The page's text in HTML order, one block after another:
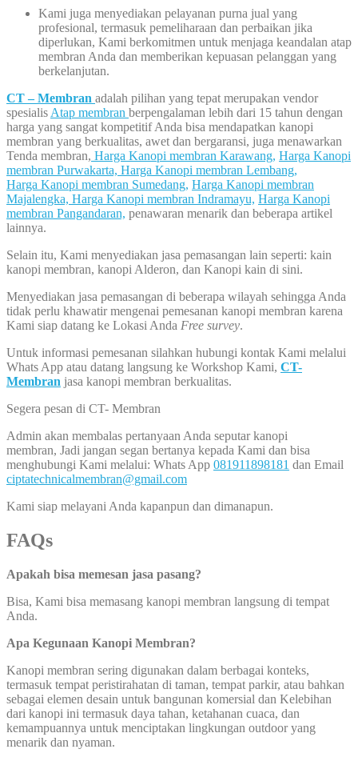
Kami juga menyediakan pelayanan purna jual yang
profesional, termasuk pemeliharaan dan perbaikan jika
diperlukan, Kami berkomitmen untuk menjaga keandalan atap
membran Anda dan memberikan kepuasan pelanggan yang
berkelanjutan.
CT – Membran adalah pilihan yang tepat merupakan vendor
spesialis Atap membran berpengalaman lebih dari 15 tahun dengan
harga yang sangat kompetitif Anda bisa mendapatkan kanopi
membran yang berkualitas, awet dan bergaransi, juga menawarkan
Tenda membran, Harga Kanopi membran Karawang, Harga Kanopi
membran Purwakarta, Harga Kanopi membran Lembang,
Harga Kanopi membran Sumedang, Harga Kanopi membran
Majalengka, Harga Kanopi membran Indramayu, Harga Kanopi
membran Pangandaran, penawaran menarik dan beberapa artikel
lainnya.
Selain itu, Kami menyediakan jasa pemasangan lain seperti: kain
kanopi membran, kanopi Alderon, dan Kanopi kain di sini.
Menyediakan jasa pemasangan di beberapa wilayah sehingga Anda
tidak perlu khawatir mengenai pemesanan kanopi membran karena
Kami siap datang ke Lokasi Anda Free survey.
Untuk informasi pemesanan silahkan hubungi kontak Kami melalui
Whats App atau datang langsung ke Workshop Kami, CT-
Membran jasa kanopi membran berkualitas.
Segera pesan di CT- Membran
Admin akan membalas pertanyaan Anda seputar kanopi
membran, Jadi jangan segan bertanya kepada Kami dan bisa
menghubungi Kami melalui: Whats App 081911898181 dan Email
ciptatechnicalmembran@gmail.com
Kami siap melayani Anda kapanpun dan dimanapun.
FAQs
Apakah bisa memesan jasa pasang?
Bisa, Kami bisa memasang kanopi membran langsung di tempat
Anda.
Apa Kegunaan Kanopi Membran?
Kanopi membran sering digunakan dalam berbagai konteks,
termasuk tempat peristirahatan di taman, tempat parkir, atau bahkan
sebagai elemen desain untuk bangunan komersial dan Kelebihan
dari kanopi ini termasuk daya tahan, ketahanan cuaca, dan
kemampuannya untuk menciptakan lingkungan outdoor yang
menarik dan nyaman.